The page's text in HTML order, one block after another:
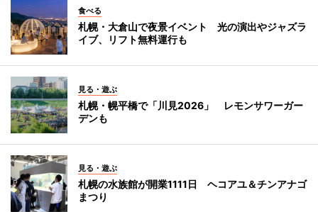
食べる
札幌・大倉山で夜景イベント 光の演出やジャズラ
イブ、リフト無料運行も
見る・遊ぶ
札幌・幌平橋で「川見2026」 レモンサワーガー
デンも
見る・遊ぶ
札幌の水族館が開業1111日 ヘコアユ＆チンアナゴ
まつり